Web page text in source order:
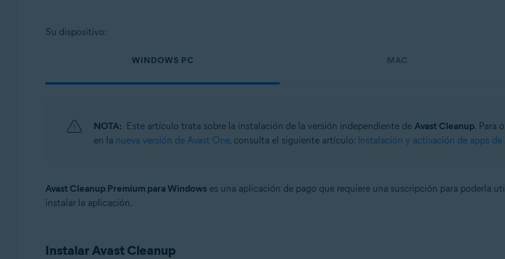
Avast Cleanup Premium
Windows, macOS y Android
Su dispositivo:
WINDOWS PC MAC
NOTA: Este artículo trata sobre la instalación de la versión independiente de Avast Cleanup. Para
en la nueva versión de Avast One, consulta el siguiente artículo: Instalación y activación de apps de
Avast Cleanup Premium para Windowses una aplicación de pago que requiere una suscripción para poderla
instalar la aplicación.
Instalar Avast Cleanup